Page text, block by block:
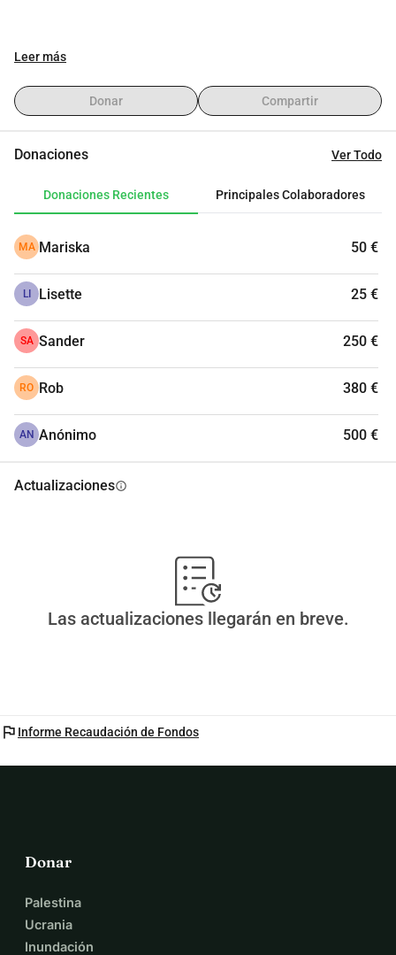
Leer más
Donar Compartir
Donaciones Ver Todo
Donaciones Recientes Principales Colaboradores
MA Mariska 50 €
LI Lisette 25 €
SA Sander 250 €
RO Rob 380 €
AN Anónimo 500 €
Actualizacionesinfo
Las actualizaciones llegarán en breve.
flag Informe Recaudación de Fondos
Donar
Palestina
Ucrania
Inundación